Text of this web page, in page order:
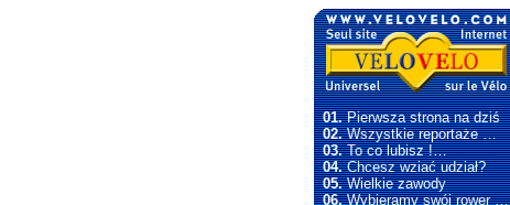
01.Pierwsza strona na dziś
02.Wszystkie reportaże …
03.To co lubisz !…
04.Chcesz wziać udział?
05.Wielkie zawody
06.Wybieramy swój rower …